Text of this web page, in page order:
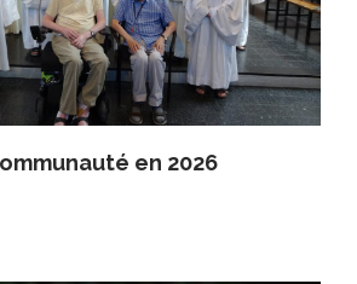
en 2026